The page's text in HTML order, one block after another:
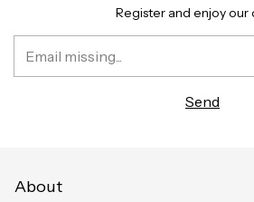
Register and enjoy our
About